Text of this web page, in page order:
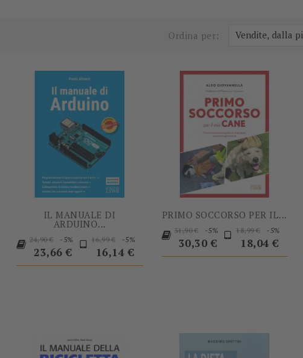
Ordina per: Vendite, dalla
IL MANUALE DI
ARDUINO...
Prezzo
base
24,90 € -5%
Prezzo
23,66 €
Prezzo
base
16,99 € -5%
Prezzo
16,14 €
PRIMO SOCCORSO PER IL...
Prezzo
base
31,90 € -5%
Prezzo
30,30 €
Prezzo
base
18,99 € -5%
18,04 €